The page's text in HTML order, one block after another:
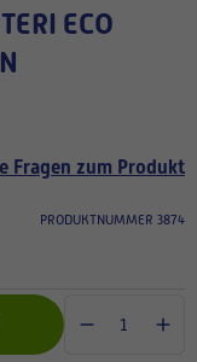
Fragen zum Produkt
PRODUKTNUMMER 3874